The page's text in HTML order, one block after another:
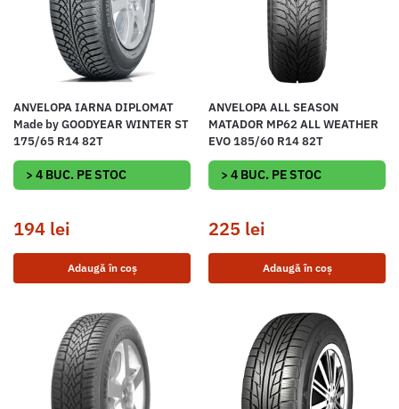
ANVELOPA IARNA DIPLOMAT
Made by GOODYEAR WINTER ST
175/65 R14 82T
> 4 BUC. PE STOC
194 lei
Adaugă în coș
ANVELOPA ALL SEASON
MATADOR MP62 ALL WEATHER
EVO 185/60 R14 82T
> 4 BUC. PE STOC
225 lei
Adaugă în coș